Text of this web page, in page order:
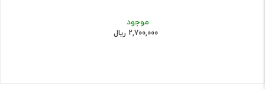
موجود
2,700,000 ریال